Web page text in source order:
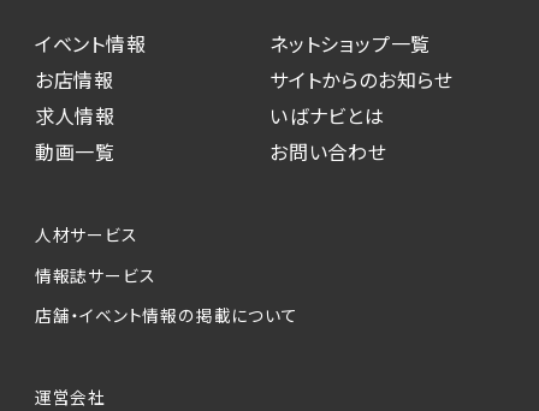
イベント情報
お店情報
求人情報
動画一覧
ネットショップ一覧
サイトからのお知らせ
いばナビとは
お問い合わせ
人材サービス
情報誌サービス
店舗・イベント情報の掲載について
運営会社